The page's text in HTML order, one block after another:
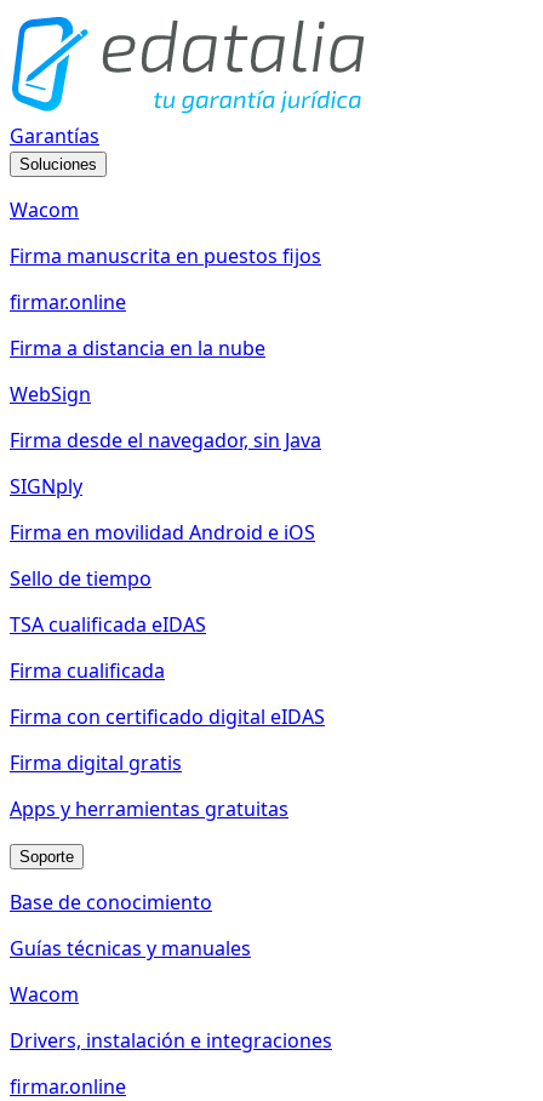
Garantías
Soluciones
Wacom
Firma manuscrita en puestos fijos
firmar.online
Firma a distancia en la nube
WebSign
Firma desde el navegador, sin Java
SIGNply
Firma en movilidad Android e iOS
Sello de tiempo
TSA cualificada eIDAS
Firma cualificada
Firma con certificado digital eIDAS
Firma digital gratis
Apps y herramientas gratuitas
Soporte
Base de conocimiento
Guías técnicas y manuales
Wacom
Drivers, instalación e integraciones
firmar.online